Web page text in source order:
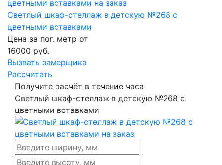
Светлый шкаф-стеллаж в детскую №268 с
цветными вставками
Цена за пог. метр от
16000 руб.
Вызвать замерщика
Рассчитать
Получите расчёт в течение часа
Светлый шкаф-стеллаж в детскую №268 с
цветными вставками